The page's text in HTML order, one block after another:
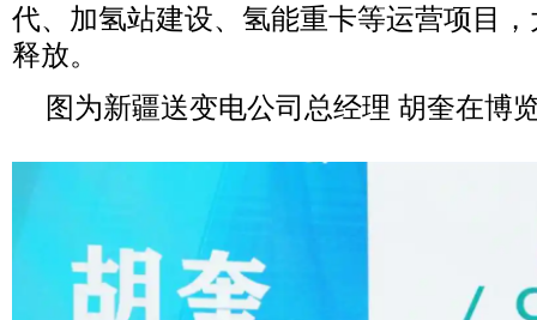
代、加氢站建设、氢能重卡等运营项目
释放。
图为新疆送变电公司总经理 胡奎在博